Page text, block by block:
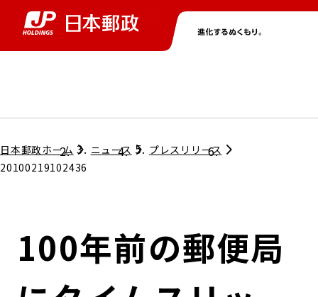
グループ情報トップ
コンプライアンス
ガバナンス
株主・投資家情報トップ
個人投資家のみなさまへ
株式情報
ニューストップ
サステナビリティトップ
担当役員メッセージ
サステナビリティマネジメント
採用情報トップ
日本郵政ホーム ニュース
プレスリリース
20100219102436
100年前の郵便局